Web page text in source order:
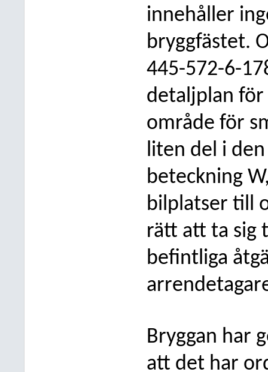
innehåller
bryggfästet.
445-572-6-
detaljplan för
område för
liten del i
beteckning
bilplatser till
rätt att ta sig
befintliga
Bryggan har
att det har